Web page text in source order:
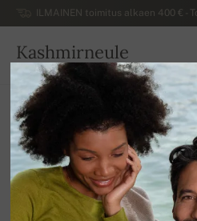
ILMAINEN toimitus alkaen 400 € -
Kashmirneule
SUOMI
Kotiin